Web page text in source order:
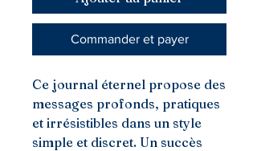
Commander et payer
Ce journal éternel propose des
messages profonds, pratiques
et irrésistibles dans un style
simple et discret. Un succès